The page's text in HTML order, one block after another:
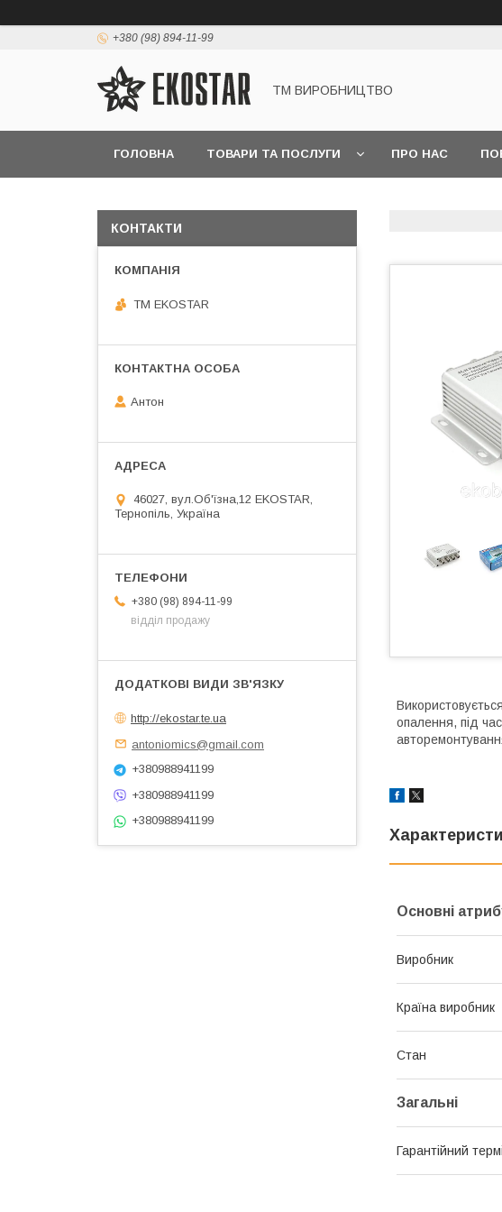
+380 (98) 894-11-99
ТМ ВИРОБНИЦТВО
ГОЛОВНА ТОВАРИ ТА ПОСЛУГИ ПРО НАС
опалення, під
Основні
Виробник
Країна виробник
Стан
Загальні
Гарантійний
КОНТАКТИ
ТМ EKOSTAR
Антон
46027, вул.Об'їзна,12 EKOSTAR,
Тернопіль, Україна
+380 (98) 894-11-99
відділ продажу
http://ekostar.te.ua
antoniomics@gmail.com
+380988941199
+380988941199
+380988941199